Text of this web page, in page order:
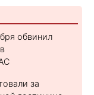
обвинил
за